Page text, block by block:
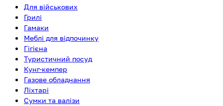
Для військових
Грилі
Гамаки
Меблі для відпочинку
Гігієна
Туристичний посуд
Кунг-кемпер
Газове обладнання
Ліхтарі
Сумки та валізи